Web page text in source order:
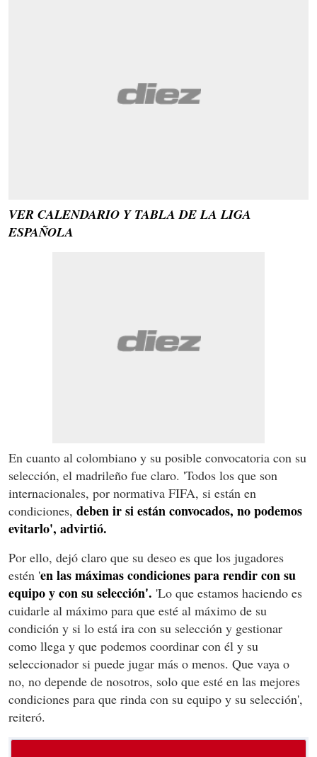
VER CALENDARIO Y TABLA DE LA LIGA
ESPAÑOLA
En cuanto al colombiano y su posible convocatoria con su
selección, el madrileño fue claro. 'Todos los que son
internacionales, por normativa FIFA, si están en
condiciones, deben ir si están convocados, no podemos
evitarlo', advirtió.
Por ello, dejó claro que su deseo es que los jugadores
estén 'en las máximas condiciones para rendir con su
equipo y con su selección'. 'Lo que estamos haciendo es
cuidarle al máximo para que esté al máximo de su
condición y si lo está ira con su selección y gestionar
como llega y que podemos coordinar con él y su
seleccionador si puede jugar más o menos. Que vaya o
no, no depende de nosotros, solo que esté en las mejores
condiciones para que rinda con su equipo y su selección',
reiteró.